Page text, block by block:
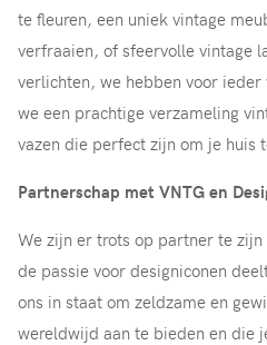
te fleuren, een uniek vintage
verfraaien, of sfeervolle vintage
verlichten, we hebben voor
we een prachtige verzameling
vazen die perfect zijn om je huis
Partnerschap met VNTG en
We zijn er trots op partner te
de passie voor designiconen
ons in staat om zeldzame en
wereldwijd aan te bieden en die